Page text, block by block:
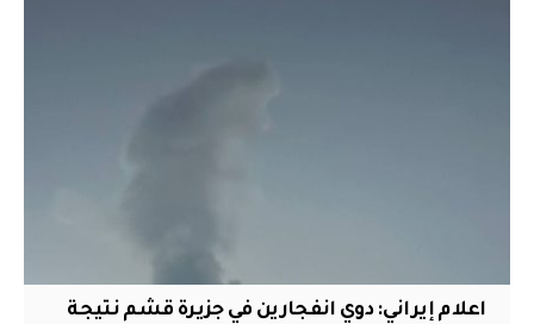
اعلام إيراني: دوي انفجارين في جزيرة قشم نتيجة